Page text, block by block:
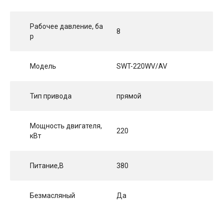
Рабочее давление, ба
р
8
Модель SWT-220WV/AV
Тип привода прямой
Мощность двигателя,
кВт
220
Питание,В 380
Безмасляный Да